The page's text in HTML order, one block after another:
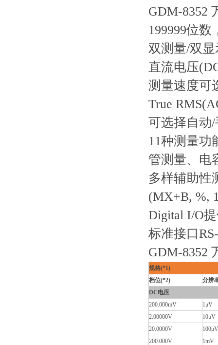
GDM-8352
199999位
双测量/双显
直流电压
测量速度可
True
可选择自动
11种测量功
管测量、电
多样辅助性
(MX+B, %,
Digital I/O
标准接口
GDM-8352
规格(*1)
档位(*2)
分辨
DC电压
200.000mV
1μV
2.00000V
10μV
20.0000V
100μV
200.000V
1mV